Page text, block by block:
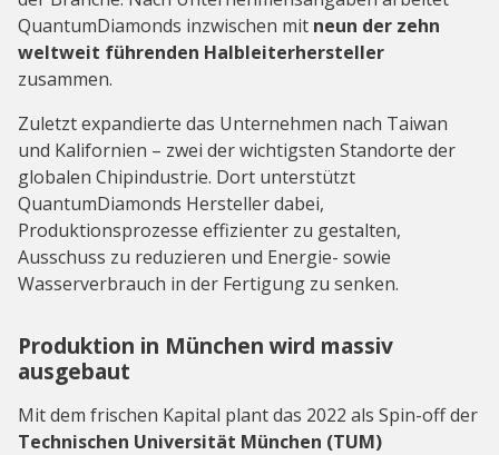
QuantumDiamonds inzwischen mit neun der zehn
weltweit führenden Halbleiterhersteller
zusammen.
Zuletzt expandierte das Unternehmen nach Taiwan
und Kalifornien – zwei der wichtigsten Standorte der
globalen Chipindustrie. Dort unterstützt
QuantumDiamonds Hersteller dabei,
Produktionsprozesse effizienter zu gestalten,
Ausschuss zu reduzieren und Energie- sowie
Wasserverbrauch in der Fertigung zu senken.
Produktion in München wird massiv
ausgebaut
Mit dem frischen Kapital plant das 2022 als Spin-off der
Technischen Universität München (TUM)